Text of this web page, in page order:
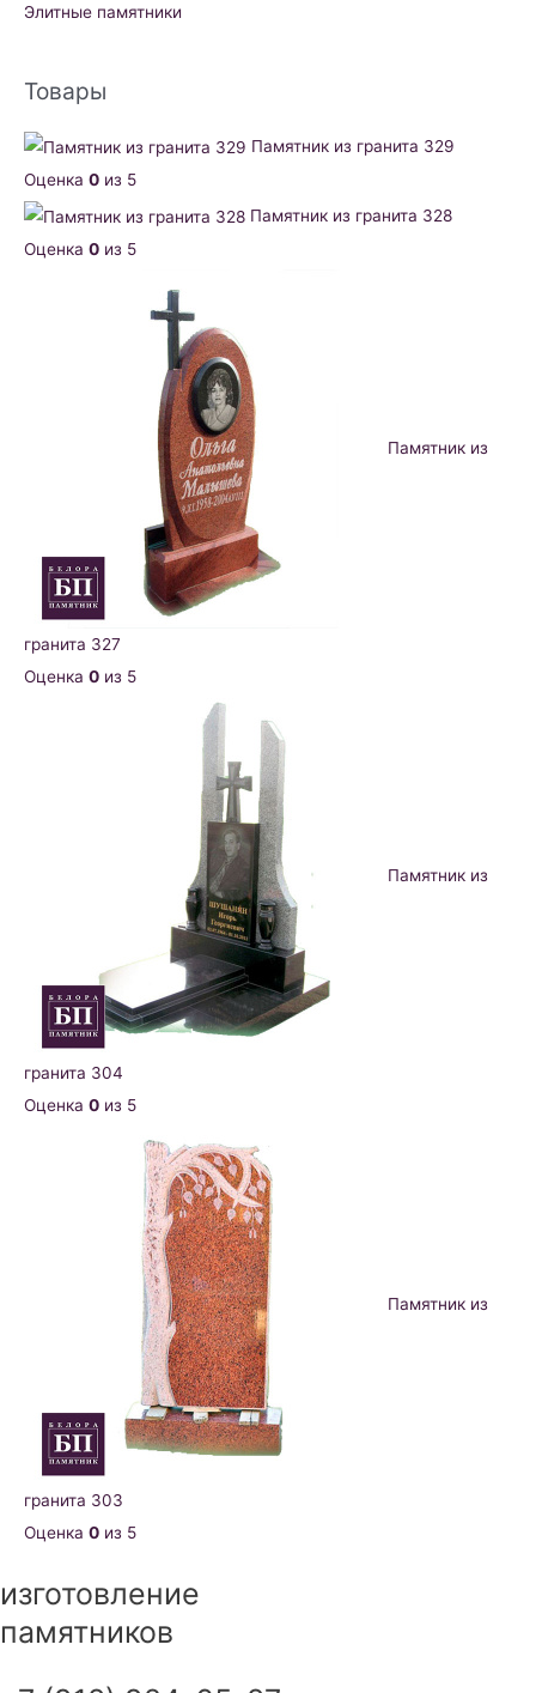
Элитные памятники
Товары
Памятник из гранита 329
Оценка 0 из 5
Памятник из гранита 328
Оценка 0 из 5
Памятник из
гранита 327
Оценка 0 из 5
Памятник из
гранита 304
Оценка 0 из 5
Памятник из
гранита 303
Оценка 0 из 5
изготовление
памятников